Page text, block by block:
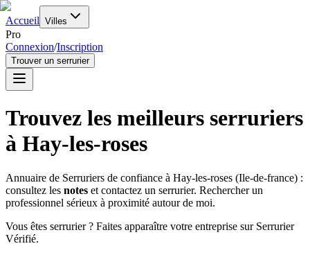
Accueil Villes
Pro
Connexion/Inscription
Trouver un serrurier
Trouvez les meilleurs serruriers
à Hay-les-roses
Annuaire de Serruriers de confiance à Hay-les-roses (Ile-de-france) :
consultez les notes et contactez un serrurier. Rechercher un
professionnel sérieux à proximité autour de moi.
Vous êtes serrurier ? Faites apparaître votre entreprise sur Serrurier
Vérifié.